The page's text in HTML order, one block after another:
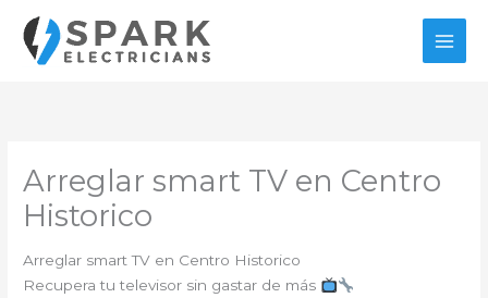
contenido
Arreglar smart TV en Centro
Historico
Arreglar smart TV en Centro Historico
Recupera tu televisor sin gastar de más